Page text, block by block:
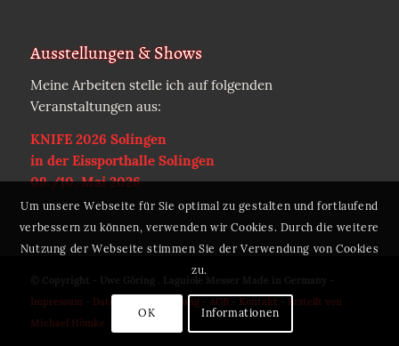
Ausstellungen & Shows
Meine Arbeiten stelle ich auf folgenden
Veranstaltungen aus:
KNIFE 2026 Solingen
in der Eissporthalle Solingen
09./10. Mai 2026
© Copyright - Uwe Göring . Laguiole Messer Made in Germany -
Impressum- Datenschutzerklärung- AGB- Kontakt
Erstellt von
Michael Hömke
Um unsere Webseite für Sie optimal zu gestalten und fortlaufend
verbessern zu können, verwenden wir Cookies. Durch die weitere
Nutzung der Webseite stimmen Sie der Verwendung von Cookies
zu.
OK Informationen